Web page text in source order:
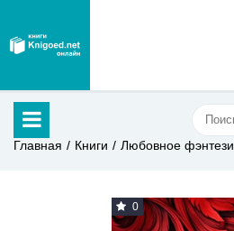
Главная Книги Любовное фэнтези
0